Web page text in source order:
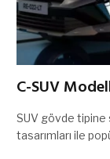
C-SUV
SUV gövde tipine
tasarımları ile